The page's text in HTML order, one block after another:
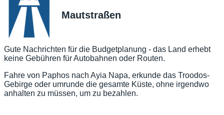
Mautstraßen
Gute Nachrichten für die Budgetplanung - das Land erhebt
keine Gebühren für Autobahnen oder Routen.
Fahre von Paphos nach Ayia Napa, erkunde das Troodos-
Gebirge oder umrunde die gesamte Küste, ohne irgendwo
anhalten zu müssen, um zu bezahlen.